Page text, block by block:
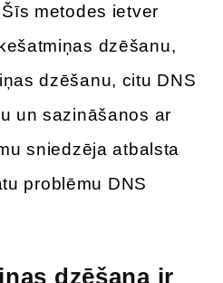
metodes ietver
dzēšanu,
dzēšanu, citu DNS
un sazināšanos ar
sniedzēja atbalsta
problēmu DNS
dzēšana ir